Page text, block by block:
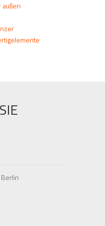
außen